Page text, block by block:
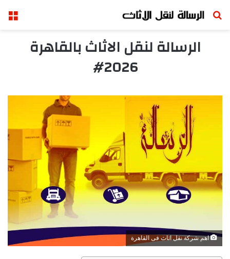
بحث عن
الرسالة لنقل الاثاث بالقاهرة
2026#
اهم شركة نقل اثاث فى القاهرة